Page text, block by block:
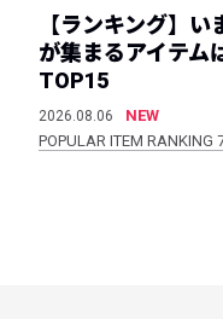
【ランキング】
が集まるアイテム
TOP15
2026.08.06
NEW
POPULAR ITEM